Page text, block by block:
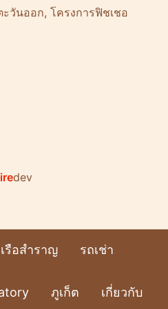
วันออก, โครงการฟิชเชอ
dev
เรือสำราญ รถเช่า
ภูเก็ต เกี่ยวกับ